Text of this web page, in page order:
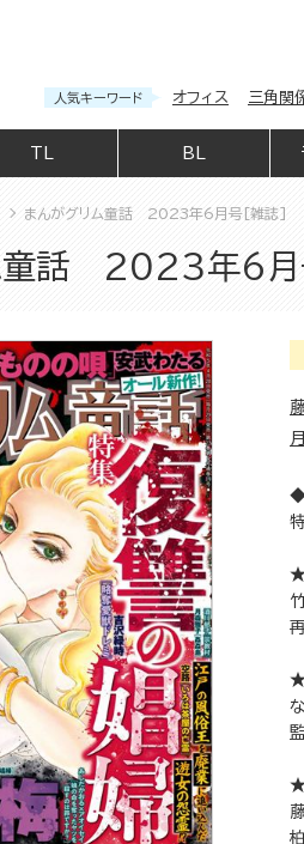
人気キーワード オフィス 三角関
BL
まんがグリム童話 2023年6月号[雑誌]
童話 2023年6
◆
★
★
★